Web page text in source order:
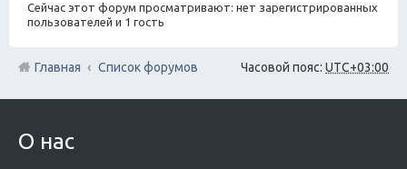
Сейчас этот форум просматривают: нет зарегистрированных
пользователей и 1 гость
Часовой пояс: UTC+03:00
Главная Список форумов
О нас